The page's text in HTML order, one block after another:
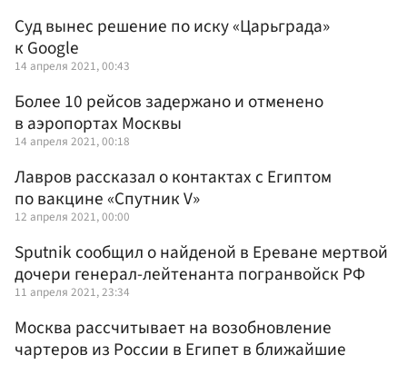
Суд вынес решение по иску «Царьграда»
к Google
14 апреля 2021, 00:43
Более 10 рейсов задержано и отменено
в аэропортах Москвы
14 апреля 2021, 00:18
Лавров рассказал о контактах с Египтом
по вакцине «Спутник V»
12 апреля 2021, 00:00
Sputnik сообщил о найденой в Ереване мертвой
дочери генерал-лейтенанта погранвойск РФ
11 апреля 2021, 23:34
Москва рассчитывает на возобновление
чартеров из России в Египет в ближайшие